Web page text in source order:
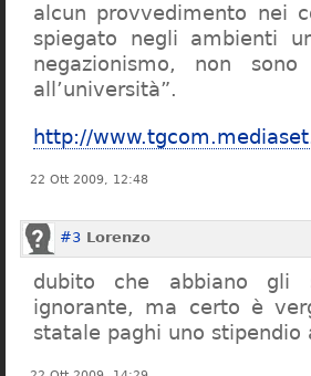
alcun provvedimento nei
spiegato negli ambienti
negazionismo, non
all’università”.
http://
22 Ott 2009, 12:48
#3 Lorenzo
dubito che abbiano gli
ignorante, ma certo è
statale paghi uno stipendio